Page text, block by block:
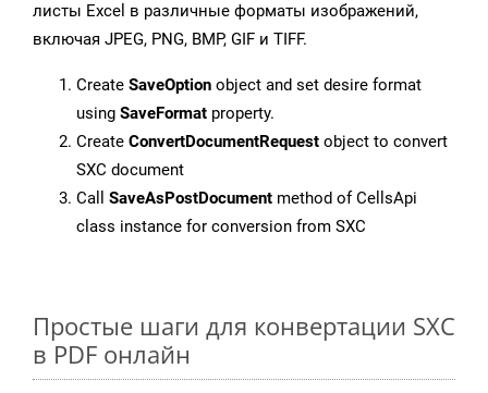
листы Excel в различные форматы изображений,
включая JPEG, PNG, BMP, GIF и TIFF.
Create SaveOption object and set desire format
using SaveFormat property.
Create ConvertDocumentRequest object to convert
SXC document
Call SaveAsPostDocument method of CellsApi
class instance for conversion from SXC
Простые шаги для конвертации SXC
в PDF онлайн